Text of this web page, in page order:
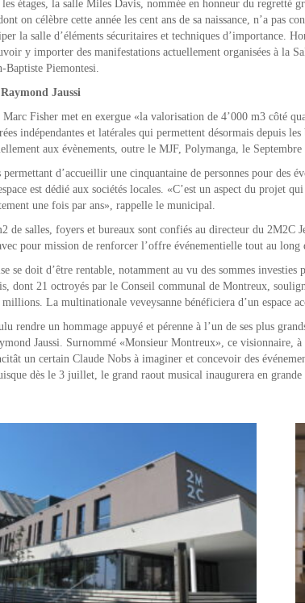
les étages, la salle Miles Davis, nommée en honneur du regretté
on célèbre cette année les cent ans de sa naissance, n’a pas
la salle d’éléments sécuritaires et techniques d’importance.
y importer des manifestations actuellement organisées à la
Baptiste Piemontesi.
Jaussi
Fisher met en exergue «la valorisation de 4’000 m3 côté
indépendantes et latérales qui permettent désormais depuis
aux évènements, outre le MJF, Polymanga, le
d’accueillir une cinquantaine de personnes pour des
est dédié aux sociétés locales. «C’est un aspect du projet
une fois par ans», rappelle le municipal.
de salles, foyers et bureaux sont confiés au directeur du 2M2C
pour mission de renforcer l’offre événementielle tout au long
se doit d’être rentable, notamment au vu des sommes
dont 21 octroyés par le Conseil communal de Montreux,
La multinationale veveysanne bénéficiera d’un espace
rendre un hommage appuyé et pérenne à l’un de ses plus
Jaussi. Surnommé «Monsieur Montreux», ce visionnaire,
un certain Claude Nobs à imaginer et concevoir des
dès le 3 juillet, le grand raout musical inaugurera en grande